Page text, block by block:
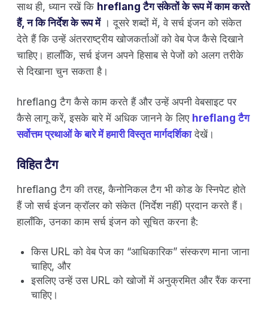
साथ ही, ध्यान रखें कि hreflang टैग संकेतों के रूप में काम करते
हैं, न कि निर्देश के रूप में। दूसरे शब्दों में, वे सर्च इंजन को संकेत
देते हैं कि उन्हें अंतरराष्ट्रीय खोजकर्ताओं को वेब पेज कैसे दिखाने
चाहिए। हालाँकि, सर्च इंजन अपने हिसाब से पेजों को अलग तरीके
से दिखाना चुन सकता है।
hreflang टैग कैसे काम करते हैं और उन्हें अपनी वेबसाइट पर
कैसे लागू करें, इसके बारे में अधिक जानने के लिए hreflang टैग
सर्वोत्तम प्रथाओं के बारे में हमारी विस्तृत मार्गदर्शिकादेखें।
विहित टैग
hreflang टैग की तरह, कैनोनिकल टैग भी कोड के स्निपेट होते
हैं जो सर्च इंजन क्रॉलर को संकेत (निर्देश नहीं) प्रदान करते हैं।
हालाँकि, उनका काम सर्च इंजन को सूचित करना है:
किस URL को वेब पेज का “आधिकारिक” संस्करण माना जाना
चाहिए, और
इसलिए उन्हें उस URL को खोजों में अनुक्रमित और रैंक करना
चाहिए।